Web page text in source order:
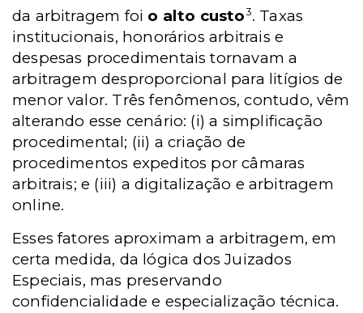
da arbitragem foi o alto custo3. Taxas
institucionais, honorários arbitrais e
despesas procedimentais tornavam a
arbitragem desproporcional para litígios de
menor valor. Três fenômenos, contudo, vêm
alterando esse cenário: (i) a simplificação
procedimental; (ii) a criação de
procedimentos expeditos por câmaras
arbitrais; e (iii) a digitalização e arbitragem
online.
Esses fatores aproximam a arbitragem, em
certa medida, da lógica dos Juizados
Especiais, mas preservando
confidencialidade e especialização técnica.